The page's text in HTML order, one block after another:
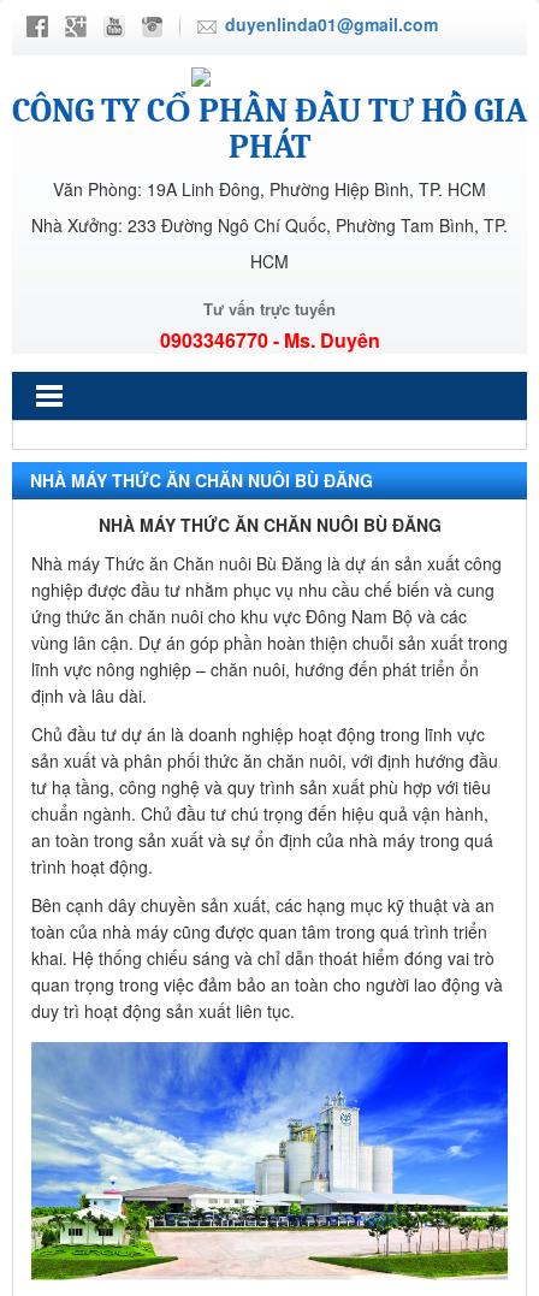
duyenlinda01@gmail.com
CÔNG TY CỔ PHẦN ĐẦU TƯ HỒ GIA
PHÁT
Văn Phòng: 19A Linh Đông, Phường Hiệp Bình, TP. HCM
Nhà Xưởng: 233 Đường Ngô Chí Quốc, Phường Tam Bình, TP.
HCM
Tư vấn trực tuyến
0903346770 - Ms. Duyên
NHÀ MÁY THỨC ĂN CHĂN NUÔI BÙ ĐĂNG
NHÀ MÁY THỨC ĂN CHĂN NUÔI BÙ ĐĂNG
Nhà máy Thức ăn Chăn nuôi Bù Đăng là dự án sản xuất công
nghiệp được đầu tư nhằm phục vụ nhu cầu chế biến và cung
ứng thức ăn chăn nuôi cho khu vực Đông Nam Bộ và các
vùng lân cận. Dự án góp phần hoàn thiện chuỗi sản xuất trong
lĩnh vực nông nghiệp – chăn nuôi, hướng đến phát triển ổn
định và lâu dài.
Chủ đầu tư dự án là doanh nghiệp hoạt động trong lĩnh vực
sản xuất và phân phối thức ăn chăn nuôi, với định hướng đầu
tư hạ tầng, công nghệ và quy trình sản xuất phù hợp với tiêu
chuẩn ngành. Chủ đầu tư chú trọng đến hiệu quả vận hành,
an toàn trong sản xuất và sự ổn định của nhà máy trong quá
trình hoạt động.
Bên cạnh dây chuyền sản xuất, các hạng mục kỹ thuật và an
toàn của nhà máy cũng được quan tâm trong quá trình triển
khai. Hệ thống chiếu sáng và chỉ dẫn thoát hiểm đóng vai trò
quan trọng trong việc đảm bảo an toàn cho người lao động và
duy trì hoạt động sản xuất liên tục.